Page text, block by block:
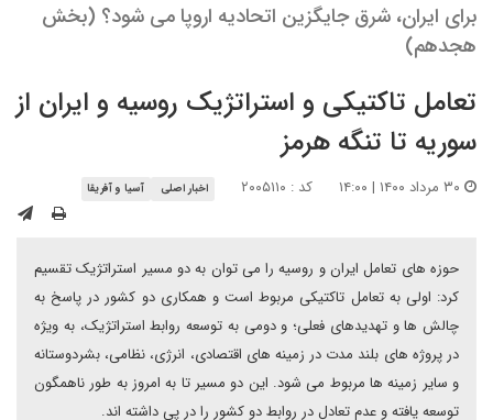
برای ایران، شرق جایگزین اتحادیه اروپا می شود؟ (بخش
هجدهم)
تعامل تاکتیکی و استراتژیک روسیه و ایران از
سوریه تا تنگه هرمز
کد : ۲۰۰۵۱۱۰ اخبار اصلی آسیا و آفریقا
حوزه های تعامل ایران و روسیه را می توان به دو مسیر استراتژیک تقسیم
کرد: اولی به تعامل تاکتیکی مربوط است و همکاری دو کشور در پاسخ به
چالش ها و تهدیدهای فعلی؛ و دومی به توسعه روابط استراتژیک، به ویژه
در پروژه های بلند مدت در زمینه های اقتصادی، انرژی، نظامی، بشردوستانه
و سایر زمینه ها مربوط می شود. این دو مسیر تا به امروز به طور ناهمگون
توسعه یافته و عدم تعادل در روابط دو کشور را در پی داشته اند.